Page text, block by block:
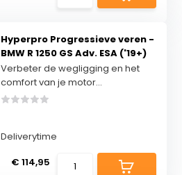
Hyperpro Progressieve veren -
BMW R 1250 GS Adv. ESA ('19+)
Verbeter de wegligging en het
comfort van je motor...
Deliverytime
€ 114,95